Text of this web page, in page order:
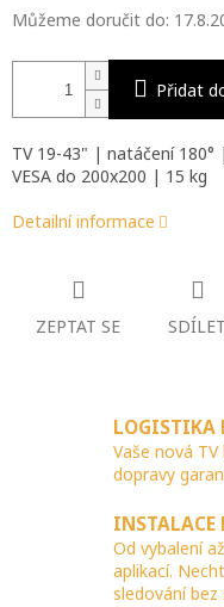
Můžeme doručit do:
Přidat
TV 19-43" | natáčení
VESA do 200x200 | 15 kg
Detailní informace
ZEPTAT SE SDÍLET
LOGISTIKA
Vaše nová
dopravy
INSTALACE
Od vybalení
aplikací.
sledování